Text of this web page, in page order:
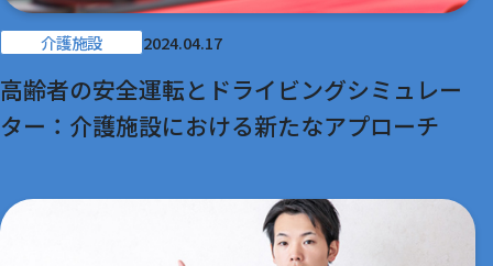
介護施設 2024.04.17
高齢者の安全運転とドライビングシミュレー
ター：介護施設における新たなアプローチ